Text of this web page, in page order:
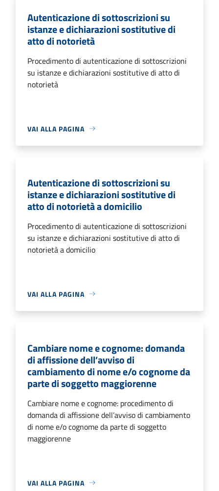
Autenticazione di sottoscrizioni su
istanze e dichiarazioni sostitutive di
atto di notorietà
Procedimento di autenticazione di sottoscrizioni
su istanze e dichiarazioni sostitutive di atto di
notorietà
VAI ALLA PAGINA
Autenticazione di sottoscrizioni su
istanze e dichiarazioni sostitutive di
atto di notorietà a domicilio
Procedimento di autenticazione di sottoscrizioni
su istanze e dichiarazioni sostitutive di atto di
notorietà a domicilio
VAI ALLA PAGINA
Cambiare nome e cognome: domanda
di affissione dell’avviso di
cambiamento di nome e/o cognome da
parte di soggetto maggiorenne
Cambiare nome e cognome: procedimento di
domanda di affissione dell’avviso di cambiamento
di nome e/o cognome da parte di soggetto
maggiorenne
VAI ALLA PAGINA